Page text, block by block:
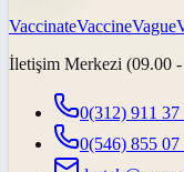
VaccinateVaccineVague
İletişim Merkezi (09.00
0(312) 911 37
0(546) 855 07